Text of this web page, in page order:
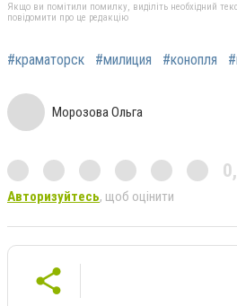
Якщо ви помітили помилку, виділіть необхідний
повідомити про це редакцію
#краматорск #милиция #конопля
Морозова Ольга
Авторизуйтесь, щоб оцінити